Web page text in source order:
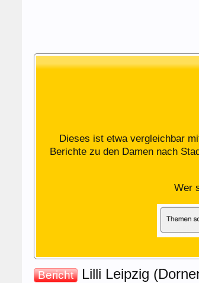
Dieses ist etwa vergleichbar
Berichte zu den Damen nach
Wer
Bericht Lilli Leipzig